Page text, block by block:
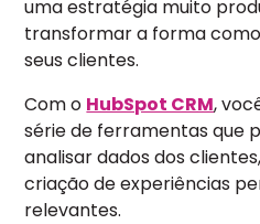
uma estratégia muito
transformar a forma
seus clientes.
Com o HubSpot CRM,
série de ferramentas que
analisar dados dos
criação de experiências
relevantes.